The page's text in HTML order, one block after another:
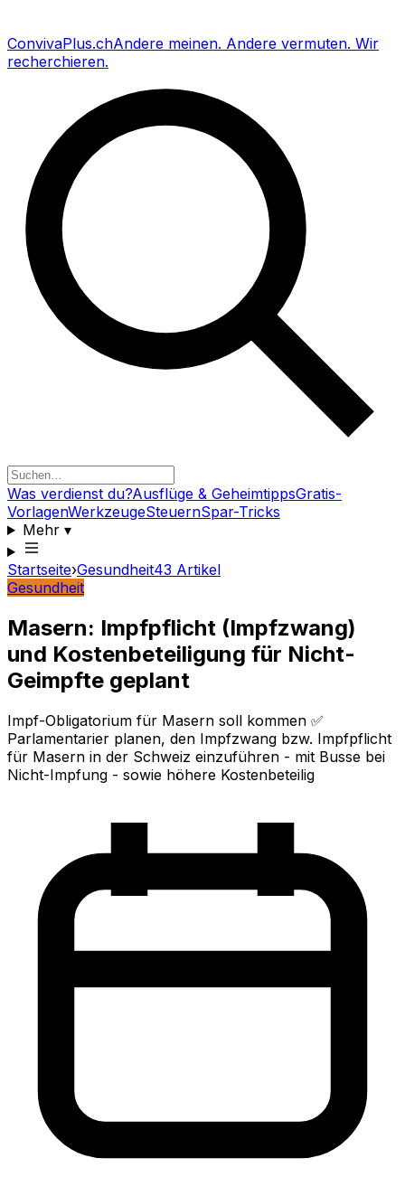
ConvivaPlus.chAndere meinen. Andere vermuten. Wir
recherchieren.
Was verdienst du?Ausflüge & GeheimtippsGratis-
VorlagenWerkzeugeSteuernSpar-Tricks
Mehr▾
Startseite›Gesundheit43 Artikel
Gesundheit
Masern: Impfpflicht (Impfzwang)
und Kostenbeteiligung für Nicht-
Geimpfte geplant
Impf-Obligatorium für Masern soll kommen ✅
Parlamentarier planen, den Impfzwang bzw. Impfpflicht
für Masern in der Schweiz einzuführen - mit Busse bei
Nicht-Impfung - sowie höhere Kostenbeteilig